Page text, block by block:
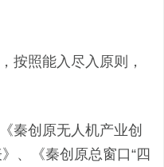
照能入尽入原则，
创原无人机产业创
、《秦创原总窗口“四